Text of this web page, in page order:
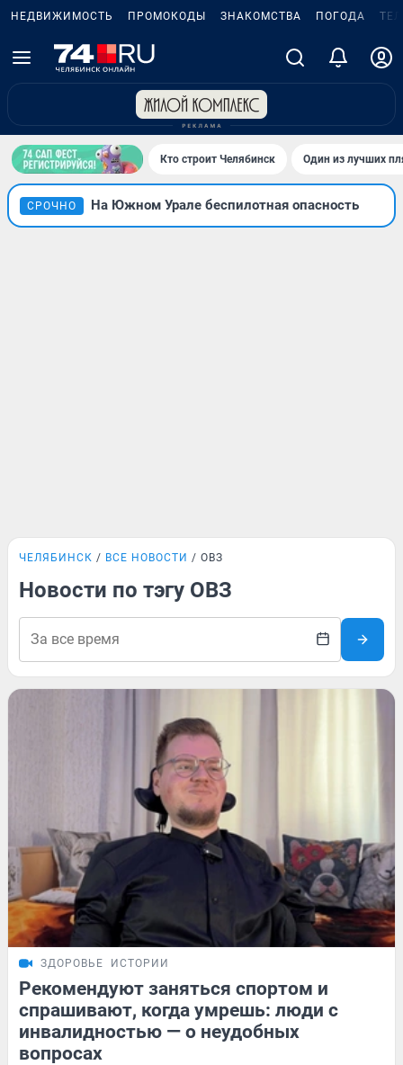
НЕДВИЖИМОСТЬ ПРОМОКОДЫ ЗНАКОМСТВА ПОГОДА
Кто строит Челябинск Один из лучших
СРОЧНО На Южном Урале беспилотная опасность
ЧЕЛЯБИНСК ВСЕ НОВОСТИ ОВЗ
Новости по тэгу ОВЗ
ЗДОРОВЬЕ ИСТОРИИ
Рекомендуют заняться спортом и
спрашивают, когда умрешь: люди с
инвалидностью — о неудобных
вопросах